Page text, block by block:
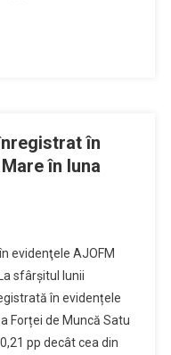
în
în luna
evidenţele AJOFM
sfârșitul lunii
în evidențele
Forței de Muncă Satu
pp decât cea din